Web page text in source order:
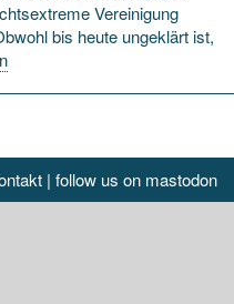
Vereinigung
bis heute ungeklärt ist,
| follow us on mastodon